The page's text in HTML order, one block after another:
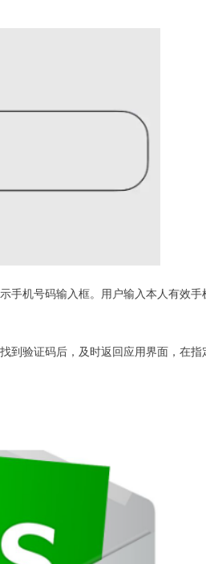
机号码输入框。用户输入本人有效
到验证码后，及时返回应用界面，在